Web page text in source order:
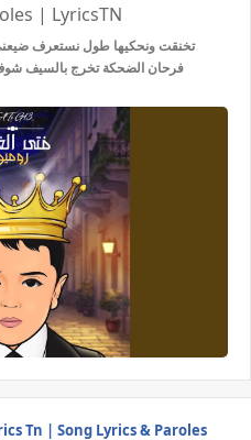
| LyricsTN
فرحان الضحكة تخرج بالسيف
Tn | Song Lyrics & Paroles